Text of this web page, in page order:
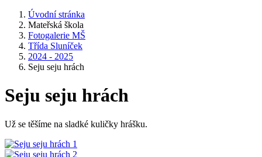
Úvodní stránka
Mateřská škola
Fotogalerie MŠ
Třída Sluníček
2024 - 2025
Seju seju hrách
Seju seju hrách
Už se těšíme na sladké kuličky hrášku.